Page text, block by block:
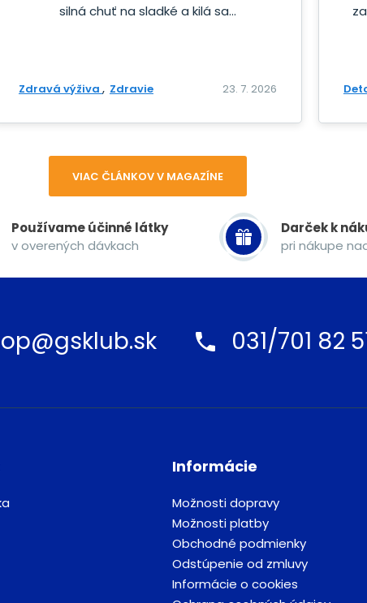
silná chuť na sladké a kilá sa...
Zdravá výživa Zdravie 23. 7. 2026
VIAC ČLÁNKOV V MAGAZÍNE
Používame účinné látky
v overených dávkach
Darček k
pri nákupe
031/701 82
Informácie
Možnosti dopravy
Možnosti platby
Obchodné podmienky
Odstúpenie od zmluvy
Informácie o cookies